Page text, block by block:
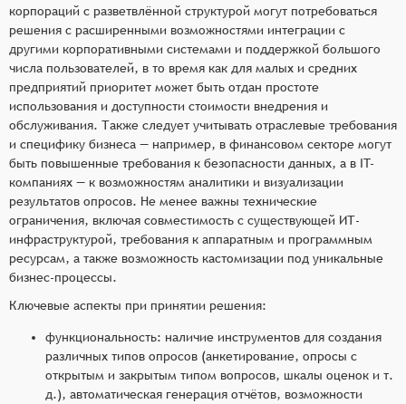
корпораций с разветвлённой структурой могут потребоваться
решения с расширенными возможностями интеграции с
другими корпоративными системами и поддержкой большого
числа пользователей, в то время как для малых и средних
предприятий приоритет может быть отдан простоте
использования и доступности стоимости внедрения и
обслуживания. Также следует учитывать отраслевые требования
и специфику бизнеса — например, в финансовом секторе могут
быть повышенные требования к безопасности данных, а в IT-
компаниях — к возможностям аналитики и визуализации
результатов опросов. Не менее важны технические
ограничения, включая совместимость с существующей ИТ-
инфраструктурой, требования к аппаратным и программным
ресурсам, а также возможность кастомизации под уникальные
бизнес-процессы.
Ключевые аспекты при принятии решения:
функциональность: наличие инструментов для создания
различных типов опросов (анкетирование, опросы с
открытым и закрытым типом вопросов, шкалы оценок и т.
д.), автоматическая генерация отчётов, возможности